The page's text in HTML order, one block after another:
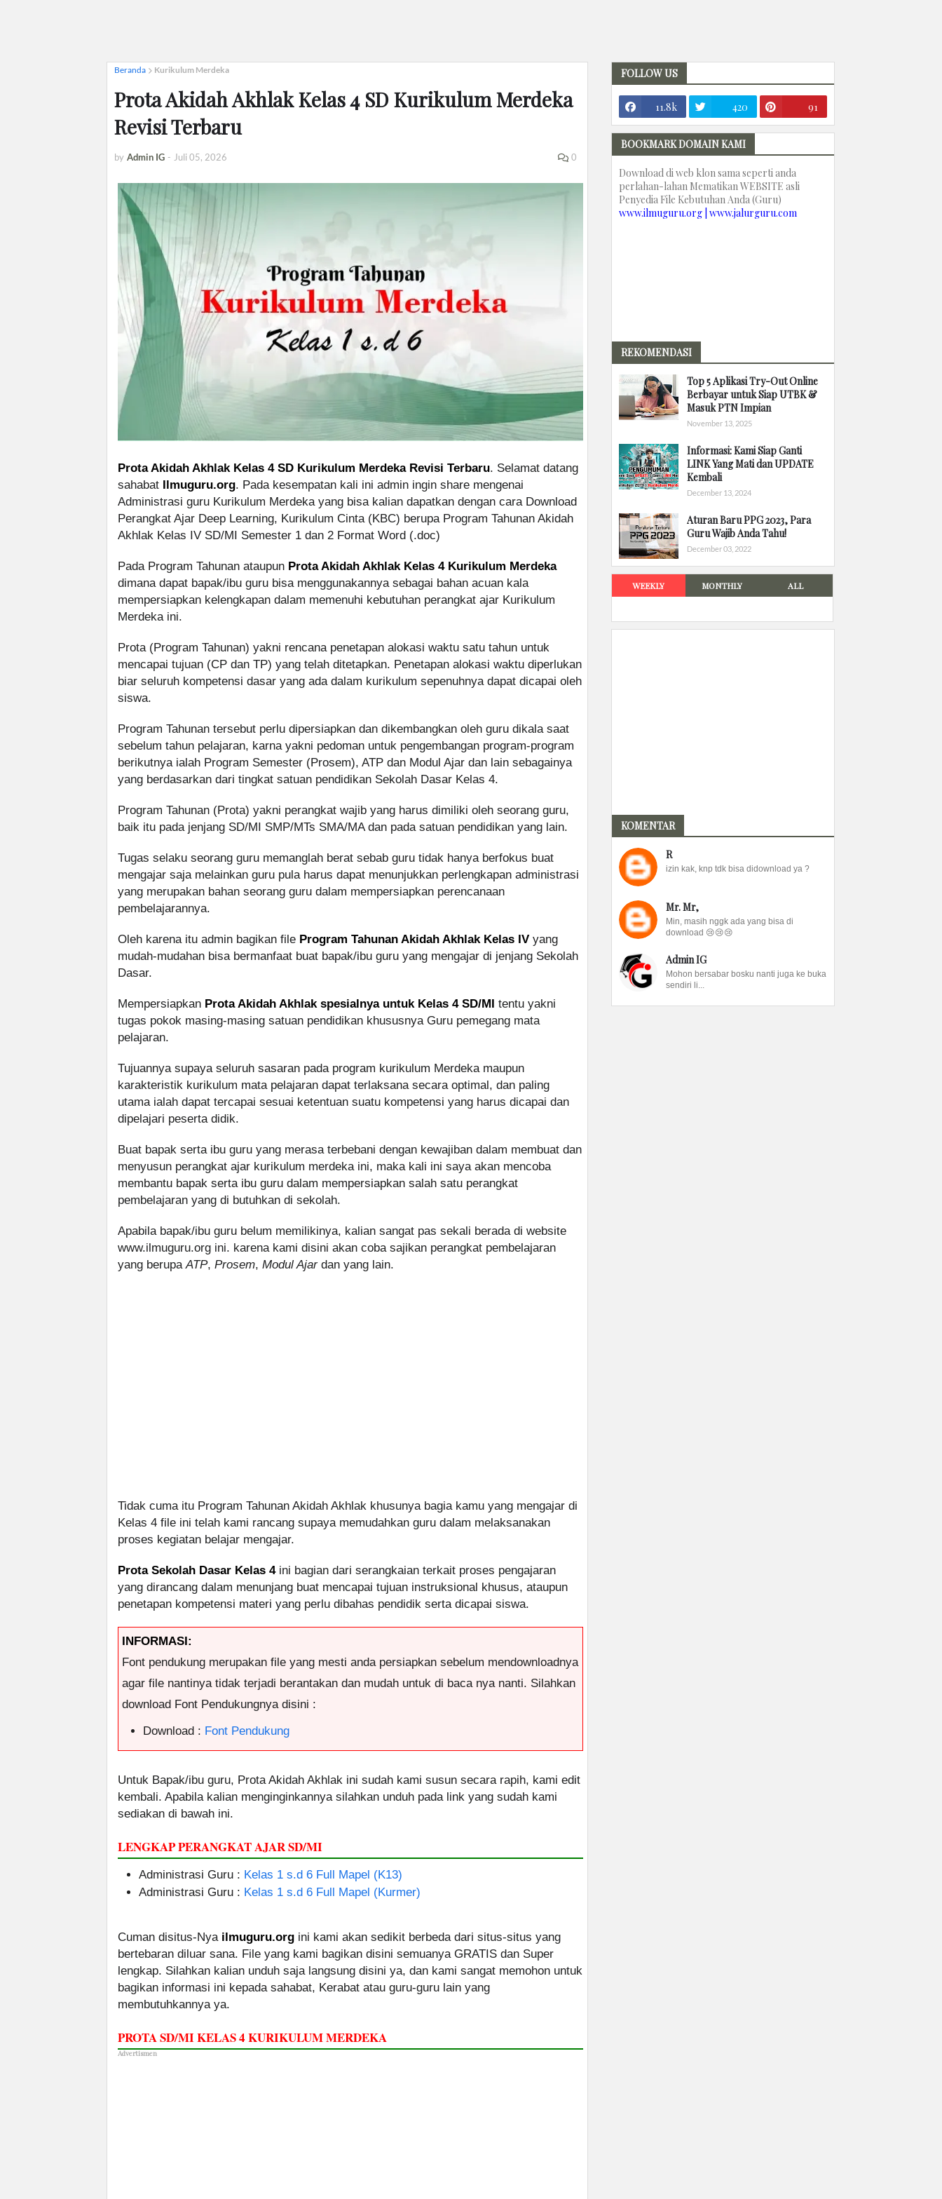
Beranda Kurikulum Merdeka
Prota Akidah Akhlak Kelas 4 SD Kurikulum Merdeka
Revisi Terbaru
by Admin IG - Juli 05, 2026 0
Prota Akidah Akhlak Kelas 4 SD Kurikulum Merdeka Revisi Terbaru. Selamat datang
sahabat Ilmuguru.org. Pada kesempatan kali ini admin ingin share mengenai
Administrasi guru Kurikulum Merdeka yang bisa kalian dapatkan dengan cara Download
Perangkat Ajar Deep Learning, Kurikulum Cinta (KBC) berupa Program Tahunan Akidah
Akhlak Kelas IV SD/MI Semester 1 dan 2 Format Word (.doc)
Pada Program Tahunan ataupun Prota Akidah Akhlak Kelas 4 Kurikulum Merdeka
dimana dapat bapak/ibu guru bisa menggunakannya sebagai bahan acuan kala
mempersiapkan kelengkapan dalam memenuhi kebutuhan perangkat ajar Kurikulum
Merdeka ini.
Prota (Program Tahunan) yakni rencana penetapan alokasi waktu satu tahun untuk
mencapai tujuan (CP dan TP) yang telah ditetapkan. Penetapan alokasi waktu diperlukan
biar seluruh kompetensi dasar yang ada dalam kurikulum sepenuhnya dapat dicapai oleh
siswa.
Program Tahunan tersebut perlu dipersiapkan dan dikembangkan oleh guru dikala saat
sebelum tahun pelajaran, karna yakni pedoman untuk pengembangan program-program
berikutnya ialah Program Semester (Prosem), ATP dan Modul Ajar dan lain sebagainya
yang berdasarkan dari tingkat satuan pendidikan Sekolah Dasar Kelas 4.
Program Tahunan (Prota) yakni perangkat wajib yang harus dimiliki oleh seorang guru,
baik itu pada jenjang SD/MI SMP/MTs SMA/MA dan pada satuan pendidikan yang lain.
Tugas selaku seorang guru memanglah berat sebab guru tidak hanya berfokus buat
mengajar saja melainkan guru pula harus dapat menunjukkan perlengkapan administrasi
yang merupakan bahan seorang guru dalam mempersiapkan perencanaan
pembelajarannya.
Oleh karena itu admin bagikan file Program Tahunan Akidah Akhlak Kelas IV yang
mudah-mudahan bisa bermanfaat buat bapak/ibu guru yang mengajar di jenjang Sekolah
Dasar.
Mempersiapkan Prota Akidah Akhlak spesialnya untuk Kelas 4 SD/MI tentu yakni
tugas pokok masing-masing satuan pendidikan khususnya Guru pemegang mata
pelajaran.
Tujuannya supaya seluruh sasaran pada program kurikulum Merdeka maupun
karakteristik kurikulum mata pelajaran dapat terlaksana secara optimal, dan paling
utama ialah dapat tercapai sesuai ketentuan suatu kompetensi yang harus dicapai dan
dipelajari peserta didik.
Buat bapak serta ibu guru yang merasa terbebani dengan kewajiban dalam membuat dan
menyusun perangkat ajar kurikulum merdeka ini, maka kali ini saya akan mencoba
membantu bapak serta ibu guru dalam mempersiapkan salah satu perangkat
pembelajaran yang di butuhkan di sekolah.
Apabila bapak/ibu guru belum memilikinya, kalian sangat pas sekali berada di website
www.ilmuguru.org ini. karena kami disini akan coba sajikan perangkat pembelajaran
yang berupaATP, Prosem, Modul Ajardan yang lain.
Tidak cuma itu Program Tahunan Akidah Akhlak khusunya bagia kamu yang mengajar di
Kelas 4 file ini telah kami rancang supaya memudahkan guru dalam melaksanakan
proses kegiatan belajar mengajar.
Prota Sekolah Dasar Kelas 4ini bagian dari serangkaian terkait proses pengajaran
yang dirancang dalam menunjang buat mencapai tujuan instruksional khusus, ataupun
penetapan kompetensi materi yang perlu dibahas pendidik serta dicapai siswa.
INFORMASI:
Font pendukung merupakan file yang mesti anda persiapkan sebelum mendownloadnya
agar file nantinya tidak terjadi berantakan dan mudah untuk di baca nya nanti. Silahkan
download Font Pendukungnya disini :
Download : Font Pendukung
Untuk Bapak/ibu guru, Prota Akidah Akhlak ini sudah kami susun secara rapih, kami edit
kembali. Apabila kalian menginginkannya silahkan unduh pada link yang sudah kami
sediakan di bawah ini.
LENGKAP PERANGKAT AJAR SD/MI
Administrasi Guru : Kelas 1 s.d 6 Full Mapel (K13)
Administrasi Guru : Kelas 1 s.d 6 Full Mapel (Kurmer)
Cuman disitus-Nya ilmuguru.org ini kami akan sedikit berbeda dari situs-situs yang
bertebaran diluar sana. File yang kami bagikan disini semuanya GRATIS dan Super
lengkap. Silahkan kalian unduh saja langsung disini ya, dan kami sangat memohon untuk
bagikan informasi ini kepada sahabat, Kerabat atau guru-guru lain yang
membutuhkannya ya.
PROTA SD/MI KELAS 4 KURIKULUM MERDEKA
Advertismen
FOLLOW US
11.8k 420 91
BOOKMARK DOMAIN KAMI
Download di web klon sama seperti anda
perlahan-lahan Mematikan WEBSITE asli
Penyedia File Kebutuhan Anda (Guru)
www.ilmuguru.org | www.jalurguru.com
REKOMENDASI
Top 5 Aplikasi Try-Out Online
Berbayar untuk Siap UTBK &
Masuk PTN Impian
November 13, 2025
Informasi: Kami Siap Ganti
LINK Yang Mati dan UPDATE
Kembali
December 13, 2024
Aturan Baru PPG 2023, Para
Guru Wajib Anda Tahu!
December 03, 2022
WEEKLY MONTHLY ALL
KOMENTAR
R
izin kak, knp tdk bisa didownload ya ?
Mr. Mr,
Min, masih nggk ada yang bisa di
download 😢😢😢
Admin IG
Mohon bersabar bosku nanti juga ke buka
sendiri li...